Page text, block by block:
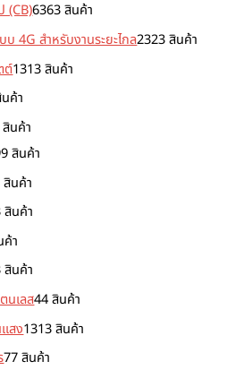
(CB)6363 สินค้า
บ 4G สำหรับงานระยะไกล2323 สินค้า
ต์1313 สินค้า
ค้า
นค้า
9 สินค้า
สินค้า
สินค้า
า
สินค้า
นเลส44 สินค้า
สง1313 สินค้า
77 สินค้า